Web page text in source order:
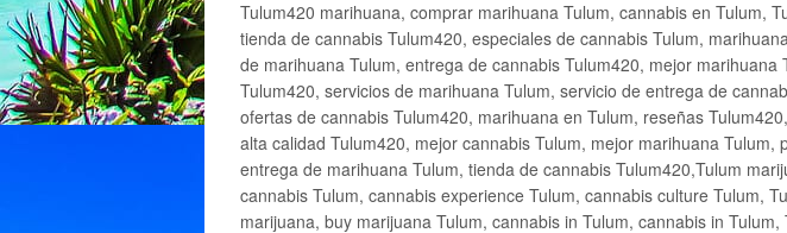
Tulum420 marihuana, comprar marihuana Tulum, cannabis en Tulum,
tienda de cannabis Tulum420, especiales de cannabis Tulum,
de marihuana Tulum, entrega de cannabis Tulum420, mejor
Tulum420, servicios de marihuana Tulum, servicio de entrega de
ofertas de cannabis Tulum420, marihuana en Tulum, reseñas
alta calidad Tulum420, mejor cannabis Tulum, mejor marihuana
entrega de marihuana Tulum, tienda de cannabis Tulum420,Tulum
cannabis Tulum, cannabis experience Tulum, cannabis culture Tulum,
marijuana, buy marijuana Tulum, cannabis in Tulum, cannabis in